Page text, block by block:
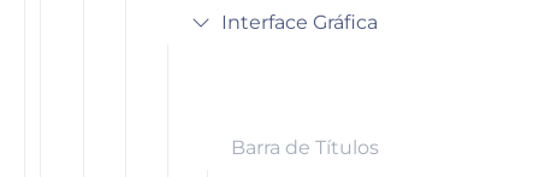
Interface Gráfica
Barra de Títulos